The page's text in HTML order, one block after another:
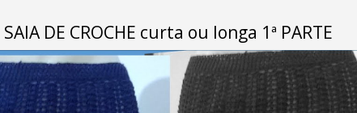
SAIA DE CROCHE curta ou longa 1ª PARTE